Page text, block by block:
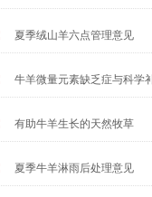
夏季绒山羊六点管理意见
牛羊微量元素缺乏症与科学
有助牛羊生长的天然牧草
夏季牛羊淋雨后处理意见